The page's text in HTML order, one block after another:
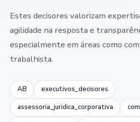
Estes decisores valorizam
agilidade na resposta e
especialmente em áreas como
trabalhista.
AB executivos_decisores
assessoria_juridica_corporativa